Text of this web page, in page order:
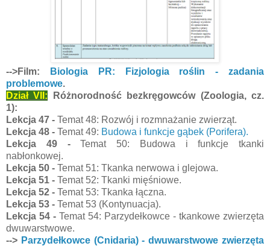
-->Film:
Biologia PR: Fizjologia roślin - zadania
problemowe.
Dział VII: Różnorodność bezkręgowców (Zoologia, cz.
1):
Lekcja 47 - Temat 48: Rozwój i rozmnażanie zwierząt.
Lekcja 48 - Temat 49: Budowa i funkcje gąbek (Porifera).
Lekcja 49 -Temat 50: Budowa i funkcje tkanki
nabłonkowej.
Lekcja 50 - Temat 51: Tkanka nerwowa i glejowa.
Lekcja 51 - Temat 52: Tkanki mięśniowe.
Lekcja 52 - Temat 53: Tkanka łączna.
Lekcja 53 - Temat 53 (Kontynuacja).
Lekcja 54 - Temat 54: Parzydełkowce - tkankowe zwierzęta
dwuwarstwowe.
--> Parzydełkowce (Cnidaria) - dwuwarstwowe zwierzęta